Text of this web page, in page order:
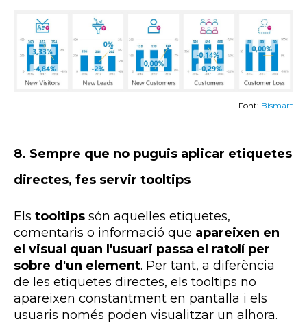
Font: Bismart
8. Sempre que no puguis aplicar etiquetes
directes, fes servir tooltips
Els tooltips són aquelles etiquetes,
comentaris o informació que apareixen en
el visual quan l'usuari passa el ratolí per
sobre d'un element. Per tant, a diferència
de les etiquetes directes, els tooltips no
apareixen constantment en pantalla i els
usuaris només poden visualitzar un alhora.